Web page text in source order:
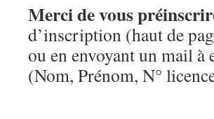
Merci de vous
d’inscription (haut de
ou en envoyant un mail
(Nom, Prénom, N°